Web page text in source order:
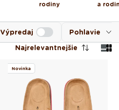
rodiny
a
Pohlavie
Výpredaj
Najrelevantnejšie
Novinka